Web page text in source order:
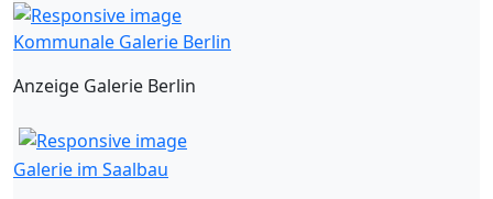
Kommunale Galerie Berlin
Anzeige Galerie Berlin
Galerie im Saalbau